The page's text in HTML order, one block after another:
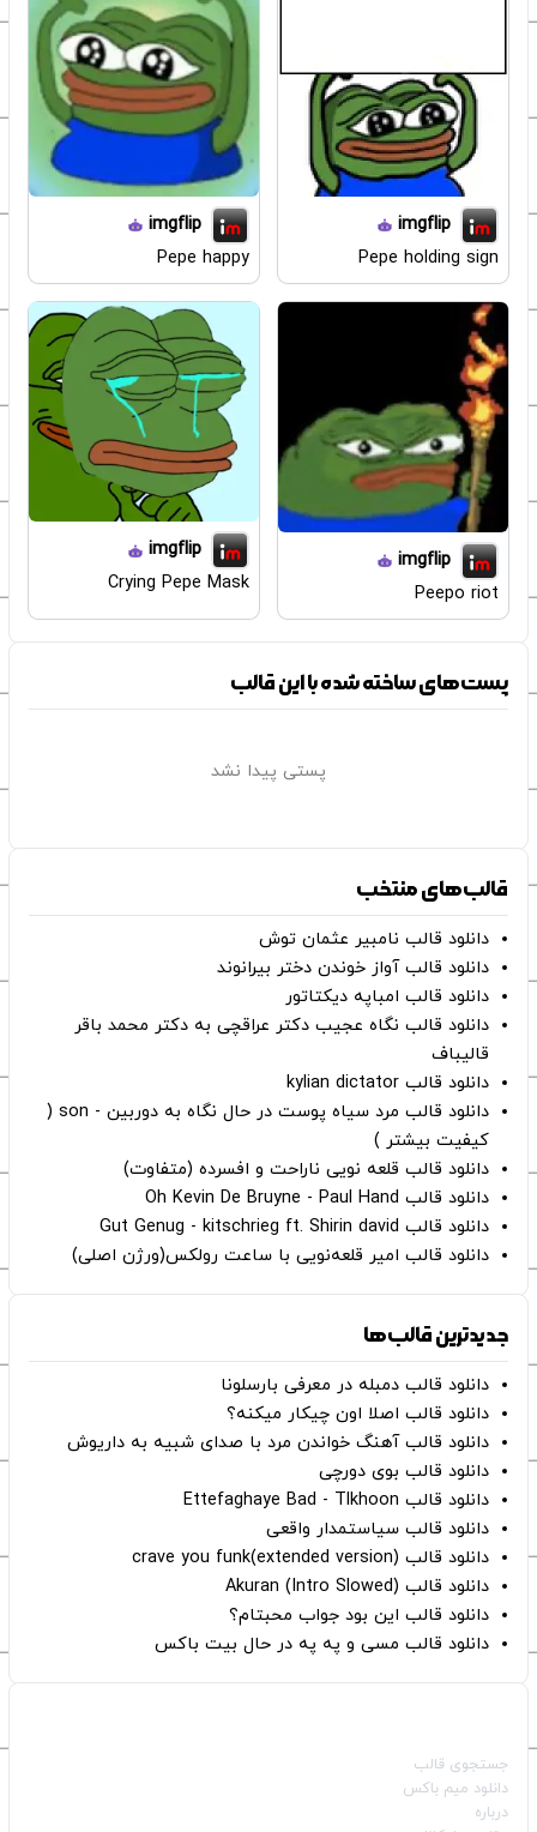
imgflip
Pepe holding sign
imgflip
Pepe happy
imgflip
Peepo riot
imgflip
Crying Pepe Mask
پست‌های ساخته شده با این قالب
پستی پیدا نشد
قالب‌های منتخب
دانلود قالب نامبیر عثمان ‌توش
دانلود قالب آواز خوندن دختر بیرانوند
دانلود قالب امباپه دیکتاتور
دانلود قالب نگاه عجیب دکتر عراقچی به دکتر محمد باقر
قالیباف
دانلود قالب kylian dictator
دانلود قالب مرد سیاه پوست در حال نگاه به دوربین - son (
کیفیت بیشتر )
دانلود قالب قلعه نویی ناراحت و افسرده (متفاوت)
دانلود قالب Oh Kevin De Bruyne - Paul Hand
دانلود قالب Gut Genug - kitschrieg ft. Shirin david
دانلود قالب امیر قلعه‌نویی با ساعت رولکس(ورژن اصلی)
جدیدترین قالب‌ها
دانلود قالب دمبله در معرفی بارسلونا
دانلود قالب اصلا اون چیکار میکنه؟
دانلود قالب آهنگ خواندن مرد با صدای شبیه به داریوش
دانلود قالب بوی دورچی
دانلود قالب Ettefaghaye Bad - Tlkhoon
دانلود قالب سیاستمدار واقعی
دانلود قالب crave you funk(extended version)
دانلود قالب (Intro Slowed) Akuran
دانلود قالب این بود جواب محبتام؟
دانلود قالب مسی و په په در حال بیت باکس
جستجوی قالب
دانلود میم باکس
درباره